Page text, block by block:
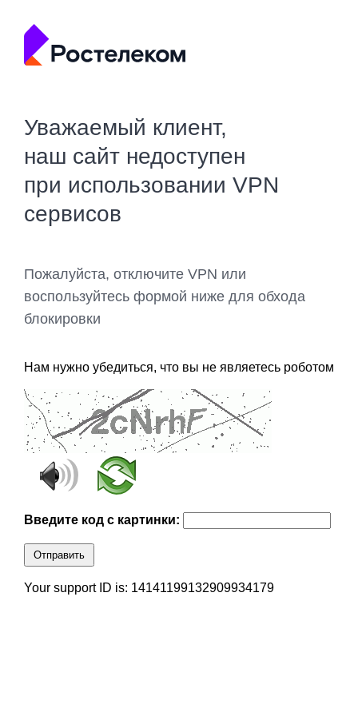
Уважаемый клиент,
наш сайт недоступен
при использовании VPN
сервисов
Пожалуйста, отключите VPN или
воспользуйтесь формой ниже для обхода
блокировки
Нам нужно убедиться, что вы не являетесь роботом
Введите код с картинки:
Отправить
Your support ID is: 14141199132909934179